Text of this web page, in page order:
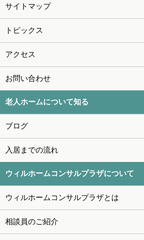
サイトマップ
トピックス
アクセス
お問い合わせ
老人ホームについて知る
ブログ
入居までの流れ
ウィルホームコンサルプラザについて
ウィルホームコンサルプラザとは
相談員のご紹介